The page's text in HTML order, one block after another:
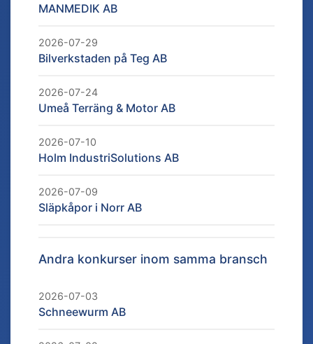
MANMEDIK AB
2026-07-29
Bilverkstaden på Teg AB
2026-07-24
Umeå Terräng & Motor AB
2026-07-10
Holm IndustriSolutions AB
2026-07-09
Släpkåpor i Norr AB
Andra konkurser inom samma bransch
2026-07-03
Schneewurm AB